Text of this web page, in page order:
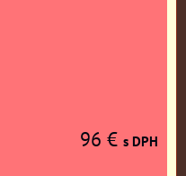
96 € s DPH